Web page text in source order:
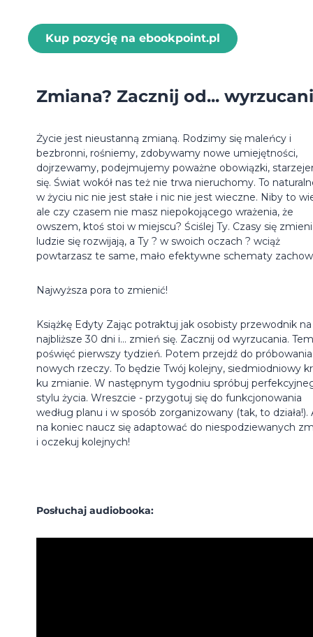
Kup pozycję na ebookpoint.pl
Zmiana? Zacznij od...
Życie jest nieustanną zmianą. Rodzimy się maleńcy i
bezbronni, rośniemy, zdobywamy nowe umiejętności,
dojrzewamy, podejmujemy poważne obowiązki,
się. Świat wokół nas też nie trwa nieruchomy. To
w życiu nic nie jest stałe i nic nie jest wieczne. Niby to
ale czy czasem nie masz niepokojącego wrażenia, że
owszem, ktoś stoi w miejscu? Ściślej Ty. Czasy się
ludzie się rozwijają, a Ty ? w swoich oczach ? wciąż
powtarzasz te same, mało efektywne schematy
Najwyższa pora to zmienić!
Książkę Edyty Zając potraktuj jak osobisty przewodnik na
najbliższe 30 dni i... zmień się. Zacznij od wyrzucania.
poświęć pierwszy tydzień. Potem przejdź do próbowania
nowych rzeczy. To będzie Twój kolejny, siedmiodniowy
ku zmianie. W następnym tygodniu spróbuj
stylu życia. Wreszcie - przygotuj się do funkcjonowania
według planu i w sposób zorganizowany (tak, to działa!).
na koniec naucz się adaptować do niespodziewanych
i oczekuj kolejnych!
Posłuchaj audiobooka: